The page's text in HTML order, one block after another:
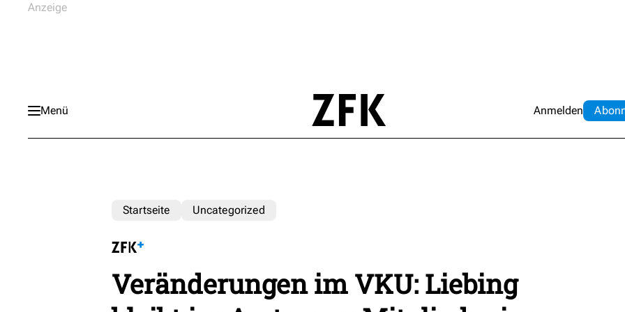
Menü Anmelden Abo
Startseite Uncategorized
Veränderungen im VKU: Liebing